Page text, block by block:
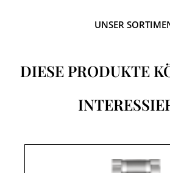
UNSER
DIESE PRODUKTE